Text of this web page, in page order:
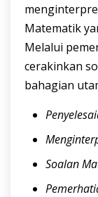
Matematik
Melalui
cerakinkan
bahagian
Soalan